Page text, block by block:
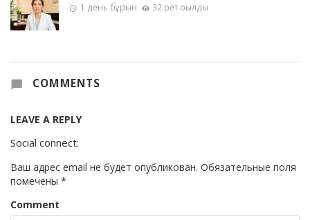
1 день бұрын 32 рет оқылды
COMMENTS
LEAVE A REPLY
Social connect:
Ваш адрес email не будет опубликован. Обязательные поля
помечены *
Comment